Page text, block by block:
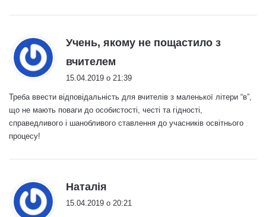
Учень, якому не пощастило з
вчителем
15.04.2019 о 21:39
Треба ввести відповідальність для вчителів з маленької літери “в”,
що не мають поваги до особистості, честі та гідності,
справедливого і шанобливого ставлення до учасників освітнього
процесу!
Наталія
15.04.2019 о 20:21